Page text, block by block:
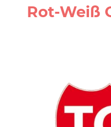
Rot-Weiß